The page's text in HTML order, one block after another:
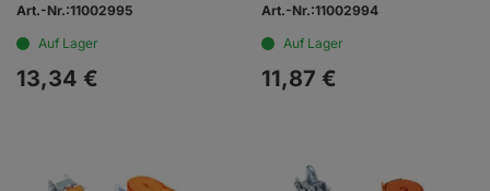
Art.-Nr.:11002995
Auf Lager
13,34 €
Art.-Nr.:11002994
Auf Lager
11,87 €